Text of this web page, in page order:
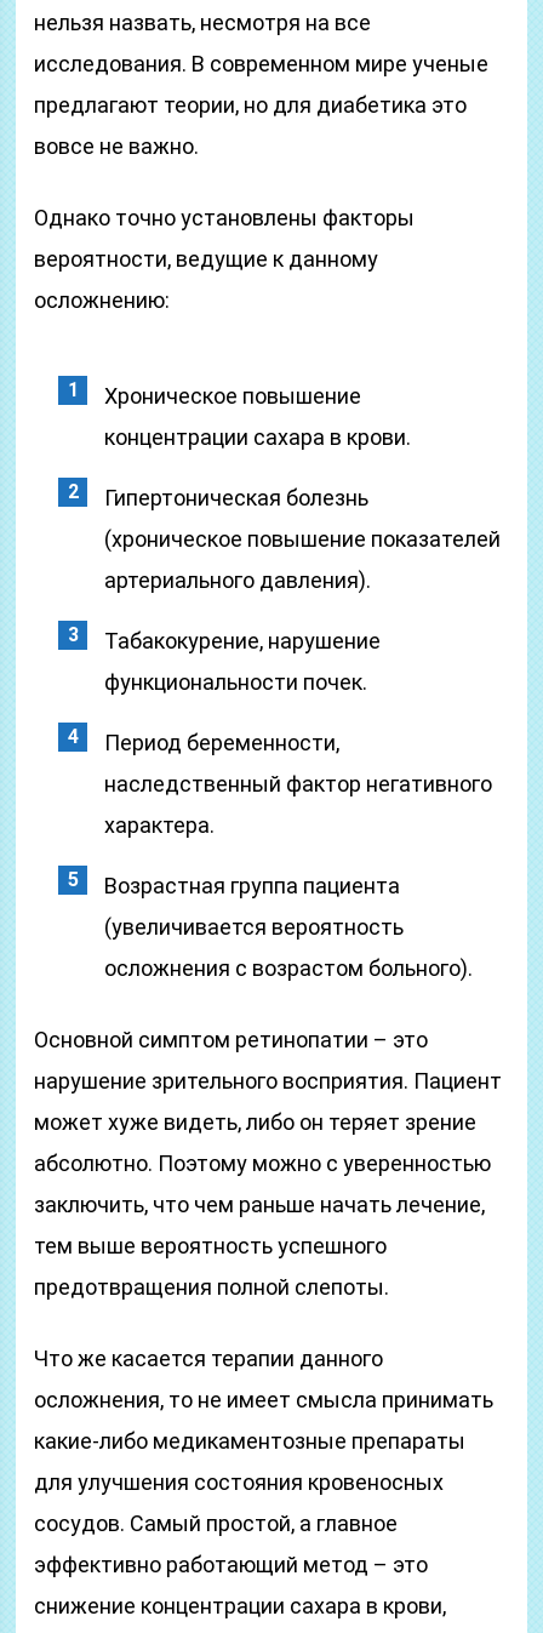
нельзя назвать, несмотря на все
исследования. В современном мире ученые
предлагают теории, но для диабетика это
вовсе не важно.
Однако точно установлены факторы
вероятности, ведущие к данному
осложнению:
Хроническое повышение
концентрации сахара в крови.
Гипертоническая болезнь
(хроническое повышение показателей
артериального давления).
Табакокурение, нарушение
функциональности почек.
Период беременности,
наследственный фактор негативного
характера.
Возрастная группа пациента
(увеличивается вероятность
осложнения с возрастом больного).
Основной симптом ретинопатии – это
нарушение зрительного восприятия. Пациент
может хуже видеть, либо он теряет зрение
абсолютно. Поэтому можно с уверенностью
заключить, что чем раньше начать лечение,
тем выше вероятность успешного
предотвращения полной слепоты.
Что же касается терапии данного
осложнения, то не имеет смысла принимать
какие-либо медикаментозные препараты
для улучшения состояния кровеносных
сосудов. Самый простой, а главное
эффективно работающий метод – это
снижение концентрации сахара в крови,